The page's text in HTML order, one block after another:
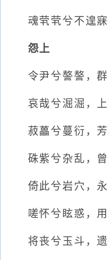
魂茕茕兮不遑寐
怨上
令尹兮謷謷，群
哀哉兮淈淈，上
菽藟兮蔓衍，芳
硃紫兮杂乱，曾
倚此兮岩穴，永
嗟怀兮眩惑，用
将丧兮玉斗，遗